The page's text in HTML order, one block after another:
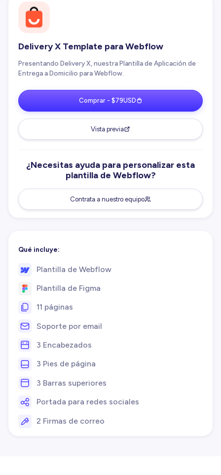
Delivery X Template para Webflow
Presentando Delivery X, nuestra Plantilla de Aplicación de
Entrega a Domicilio para Webflow.
Comprar - $79USD
Vista previa
¿Necesitas ayuda para personalizar esta
plantilla de Webflow?
Contrata a nuestro equipo
Qué incluye:
Plantilla de Webflow
Plantilla de Figma
11 páginas
Soporte por email
3 Encabezados
3 Pies de página
3 Barras superiores
Portada para redes sociales
2 Firmas de correo